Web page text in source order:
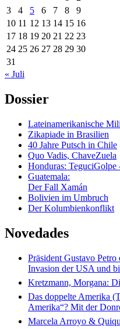
3
4 5 6 7 8
9
10 11 12 13 14 15 16
17 18 19 20 21 22 23
24 25 26 27 28 29 30
31
« Juli
Dossier
Lateinamerikanische
Zikapiade in Brasilien
40 Jahre Putsch in Chile
Quo Vadis, ChaveZuela
Honduras:
Guatemala:
Der Fall Xamán
Bolivien im Umbruch
Der Kolumbienkonflikt
Novedades
Präsident Gustavo
Invasion der USA und
Kretzmann, Morgana:
Das doppelte Amerika
Amerika“? Mit der
Marcela Arroyo &